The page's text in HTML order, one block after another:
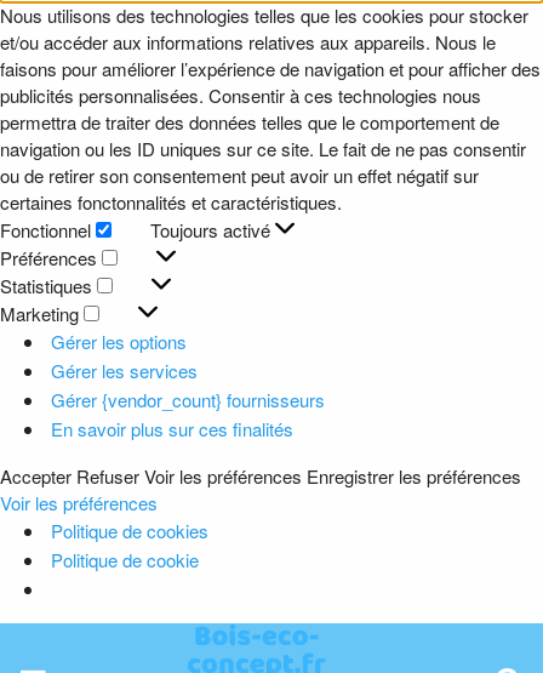
Nous utilisons des technologies telles que les cookies pour stocker
et/ou accéder aux informations relatives aux appareils. Nous le
faisons pour améliorer l’expérience de navigation et pour afficher des
publicités personnalisées. Consentir à ces technologies nous
permettra de traiter des données telles que le comportement de
navigation ou les ID uniques sur ce site. Le fait de ne pas consentir
ou de retirer son consentement peut avoir un effet négatif sur
certaines fonctonnalités et caractéristiques.
Fonctionnel
Fonctionnel
Toujours activé
Préférences
Préférences
Statistiques
Statistiques
Marketing
Marketing
Gérer les options
Gérer les services
Gérer {vendor_count} fournisseurs
En savoir plus sur ces finalités
Accepter RefuserVoir les préférences Enregistrer les préférences
Voir les préférences
Politique de cookies
Politique de cookie